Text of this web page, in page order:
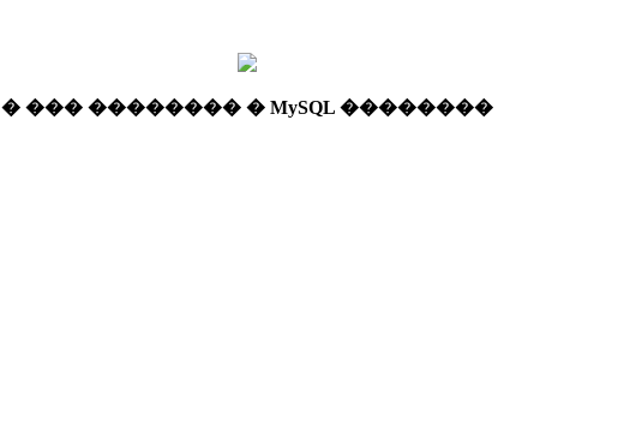
� ��� �������� � MySQL ��������